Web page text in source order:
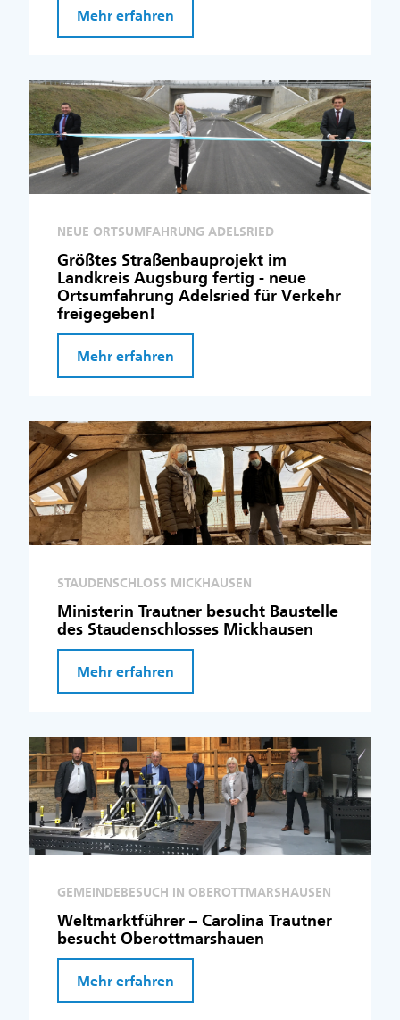
Mehr erfahren
NEUE ORTSUMFAHRUNG ADELSRIED
Größtes Straßenbauprojekt im
Landkreis Augsburg fertig - neue
Ortsumfahrung Adelsried für Verkehr
freigegeben!
Mehr erfahren
STAUDENSCHLOSS MICKHAUSEN
Ministerin Trautner besucht Baustelle
des Staudenschlosses Mickhausen
Mehr erfahren
GEMEINDEBESUCH IN OBEROTTMARSHAUSEN
Weltmarktführer – Carolina Trautner
besucht Oberottmarshauen
Mehr erfahren